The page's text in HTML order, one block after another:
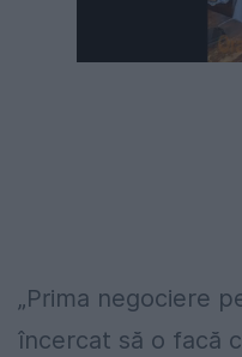
Următorul videoclip
„Prima negociere
încercat să o facă